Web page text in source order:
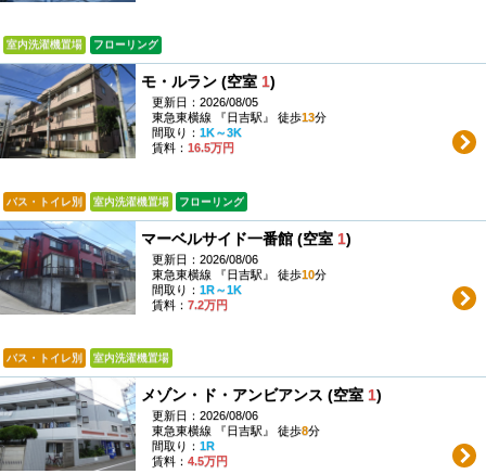
室内洗濯機置場 フローリング
モ・ルラン (空室 1)
更新日：2026/08/05
東急東横線 『日吉駅』 徒歩13分
間取り： 1K～3K
賃料： 16.5万円
バス・トイレ別 室内洗濯機置場 フローリング
マーベルサイド一番館 (空室 1)
更新日：2026/08/06
東急東横線 『日吉駅』 徒歩10分
間取り： 1R～1K
賃料： 7.2万円
バス・トイレ別 室内洗濯機置場
メゾン・ド・アンビアンス (空室 1)
更新日：2026/08/06
東急東横線 『日吉駅』 徒歩8分
間取り： 1R
賃料： 4.5万円